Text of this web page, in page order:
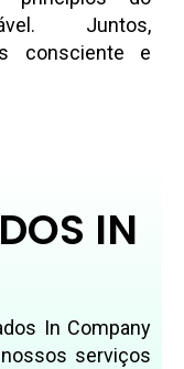
Juntos,
consciente e
IN
In Company
serviços